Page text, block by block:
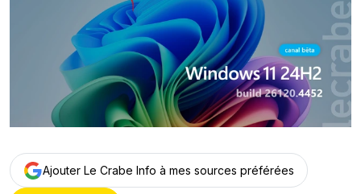
Ajouter Le Crabe Info à mes sources préférées